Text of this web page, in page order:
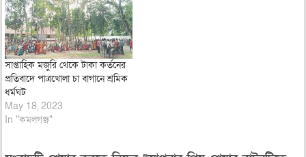
সাপ্তাহিক মজুরি থেকে টাকা কর্তনের
প্রতিবাদে পাত্রখোলা চা বাগানে শ্রমিক
ধর্মঘট
May 18, 2023
In "কমলগঞ্জ"